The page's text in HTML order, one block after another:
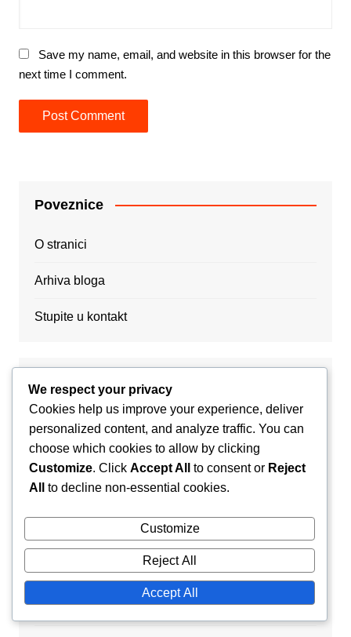
Save my name, email, and website in this browser for the
next time I comment.
Poveznice
O stranici
Arhiva bloga
Stupite u kontakt
Nedavne objave
Razvoj ženskog rukometa u Francuskoj:
Prekretnice, rast, izazovi
Profil rukometnog tima Nice: Povijest, Postignuća,
Igrači
Kulturni značaj rukometa u Francuskoj: zajednica,
identitet, tradicije
Glavni događaji u francuskom rukometu: Ključni
trenuci, utjecaj, nasljeđe
We respect your privacy
Cookies help us improve your experience, deliver
personalized content, and analyze traffic. You can
choose which cookies to allow by clicking
Customize. Click Accept All to consent or Reject
All
to decline non-essential cookies.
Customize
Reject All
Accept All